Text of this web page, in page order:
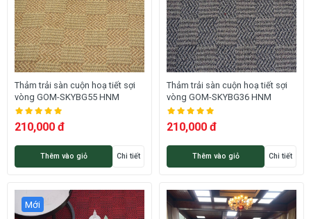
Thảm trải sàn cuộn hoạ tiết sợi
vòng GOM-SKYBG55 HNM
210,000 đ
Thêm vào giỏ Chi tiết
Thảm trải sàn cuộn hoạ tiết sợi
vòng GOM-SKYBG36 HNM
210,000 đ
Thêm vào giỏ Chi tiết
Mới